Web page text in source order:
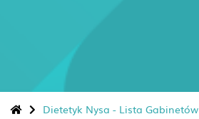
Dietetyk Nysa - Lista Gabinetów